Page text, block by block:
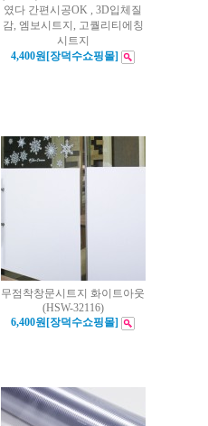
였다 간편시공OK , 3D입체질
감, 엠보시트지, 고퀄리티에칭
시트지
4,400원[장덕수쇼핑몰]
무점착창문시트지 화이트아웃
(HSW-32116)
6,400원[장덕수쇼핑몰]